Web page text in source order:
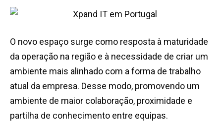
O novo espaço surge como resposta à maturidade
da operação na região e à necessidade de criar um
ambiente mais alinhado com a forma de trabalho
atual da empresa. Desse modo, promovendo um
ambiente de maior colaboração, proximidade e
partilha de conhecimento entre equipas.